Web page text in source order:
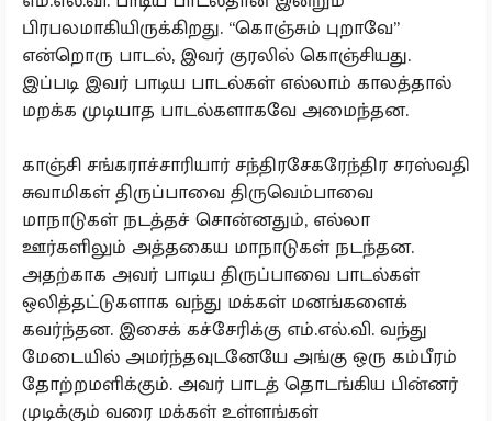
பிரபலமாகியிருக்கிறது. “கொஞ்சும் புறாவே”
என்றொரு பாடல், இவர் குரலில் கொஞ்சியது.
இப்படி இவர் பாடிய பாடல்கள் எல்லாம் காலத்தால்
மறக்க முடியாத பாடல்களாகவே அமைந்தன.
காஞ்சி சங்கராச்சாரியார் சந்திரசேகரேந்திர சரஸ்வதி
சுவாமிகள் திருப்பாவை திருவெம்பாவை
மாநாடுகள் நடத்தச் சொன்னதும், எல்லா
ஊர்களிலும் அத்தகைய மாநாடுகள் நடந்தன.
அதற்காக அவர் பாடிய திருப்பாவை பாடல்கள்
ஒலித்தட்டுகளாக வந்து மக்கள் மனங்களைக்
கவர்ந்தன. இசைக் கச்சேரிக்கு எம்.எல்.வி. வந்து
மேடையில் அமர்ந்தவுடனேயே அங்கு ஒரு கம்பீரம்
தோற்றமளிக்கும். அவர் பாடத் தொடங்கிய பின்னர்
முடிக்கும் வரை மக்கள் உள்ளங்கள்